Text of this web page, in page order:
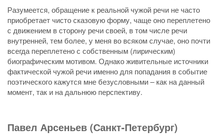
Разумеется, обращение к реальной чужой речи не часто
приобретает чисто сказовую форму, чаще оно переплетено
с движением в сторону речи своей, в том числе речи
внутренней, тем более, у меня во всяком случае, оно почти
всегда переплетено с собственным (лирическим)
биографическим мотивом. Однако живительные источники
фактической чужой речи именно для попадания в событие
поэтического кажутся мне безусловными – как на данный
момент, так и на дальнюю перспективу.
Павел Арсеньев (Санкт-Петербург)